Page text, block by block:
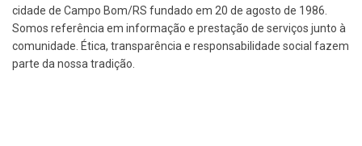
cidade de Campo Bom/RS fundado em 20 de agosto de 1986.
Somos referência em informação e prestação de serviços junto à
comunidade. Ética, transparência e responsabilidade social fazem
parte da nossa tradição.